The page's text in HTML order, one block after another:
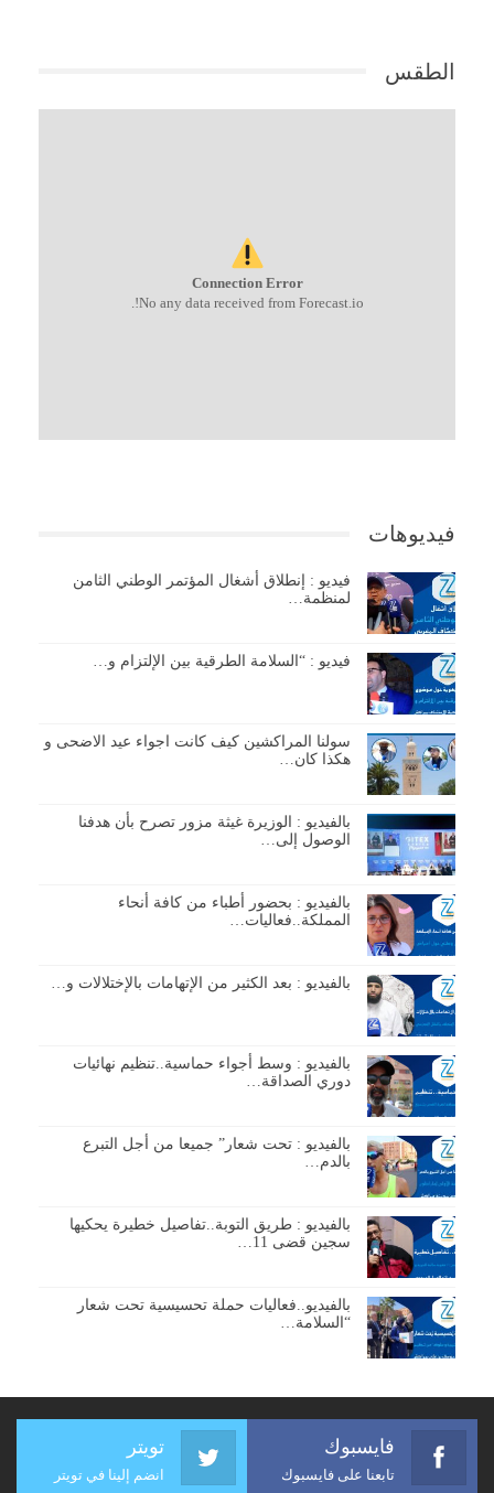
الطقس
Connection Error
No any data received from Forecast.io!.
فيديوهات
فيديو : إنطلاق أشغال المؤتمر الوطني الثامن
لمنظمة…
فيديو : “السلامة الطرقية بين الإلتزام و…
سولنا المراكشين كيف كانت اجواء عيد الاضحى و
هكذا كان…
بالفيديو : الوزيرة غيثة مزور تصرح بأن هدفنا
الوصول إلى…
بالفيديو : بحضور أطباء من كافة أنحاء
المملكة..فعاليات…
بالفيديو : بعد الكثير من الإتهامات بالإختلالات و…
بالفيديو : وسط أجواء حماسية..تنظيم نهائيات
دوري الصداقة…
بالفيديو : تحت شعار” جميعا من أجل التبرع
بالدم…
بالفيديو : طريق التوبة..تفاصيل خطيرة يحكيها
سجين قضى 11…
بالفيديو..فعاليات حملة تحسيسية تحت شعار
“السلامة…
فايسبوك
تابعنا على فايسبوك
تويتر
انضم إلينا في تويتر